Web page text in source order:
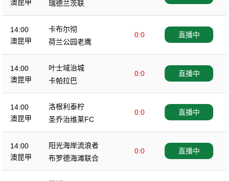
澳昆甲
瑞德兰茨联
14:00
澳昆甲
卡布尔彻
0:0
荷兰公园老鹰
直播中
14:00
澳昆甲
叶士域治城
0:0
卡帕拉巴
直播中
14:00
澳昆甲
洛根利泰柠
0:0
圣乔治维莱FC
直播中
14:00
澳昆甲
阳光海岸流浪者
0:0
布罗德海滩联合
直播中